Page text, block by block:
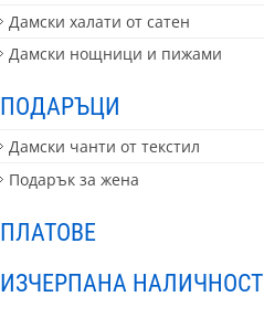
Дамски халати от сатен
Дамски нощници и пижами
ПОДАРЪЦИ
Дамски чанти от текстил
Подарък за жена
ПЛАТОВЕ
ИЗЧЕРПАНА НАЛИЧНОСТ